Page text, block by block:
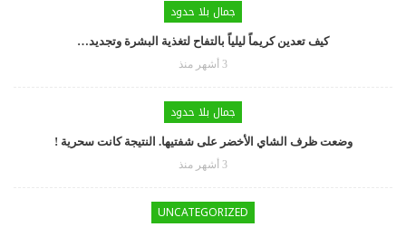
جمال بلا حدود
كيف تعدين كريماً ليلياً بالتفاح لتغذية البشرة وتجديد…
3 أشهر منذ
جمال بلا حدود
وضعت ظرف الشاي الأخضر على شفتيها. النتيجة كانت سحرية !
3 أشهر منذ
UNCATEGORIZED